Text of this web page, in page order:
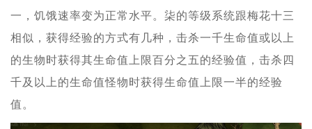
一，饥饿速率变为正常水平。柒的等级系统跟梅花十三
相似，获得经验的方式有几种，击杀一千生命值或以上
的生物时获得其生命值上限百分之五的经验值，击杀四
千及以上的生命值怪物时获得生命值上限一半的经验
值。